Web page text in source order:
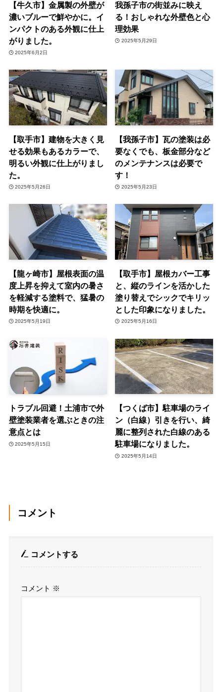
【牛久市】金属製の外壁が
濃いブルーで鮮やかに。イ
ンパクトのある外観に仕上
がりました。
2025年6月2日
我孫子市の街並みに映え
る！おしゃれな外壁色と心
理効果
2025年5月29日
【取手市】建物を大きく見
せる効果もあるカラーで、
明るい外観に仕上がりまし
た。
2025年5月26日
【我孫子市】瓦の塗装は必
要なくでも、板金部分など
のメンテナンスは必要で
す！
2025年5月23日
【龍ヶ崎市】屋根表面の温
度上昇を抑えて室内の暑さ
を軽減する塗料で、猛暑の
時期を快適に。
2025年5月19日
【取手市】屋根カバー工事
と、縦のラインを活かした
塗り替えでシックでキリッ
とした印象になりました。
2025年5月16日
トラブル回避！土浦市で外
壁塗装業者を選ぶときの注
意点とは
2025年5月15日
【つくば市】駐車場のライ
ン（白線）引きを行い、綺
麗に整列された白線のある
駐車場になりました。
2025年5月14日
コメント
コメントする
コメント ※